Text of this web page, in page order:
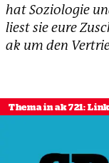
hat Soziologie
liest sie eure
ak um den
Thema in ak 721: